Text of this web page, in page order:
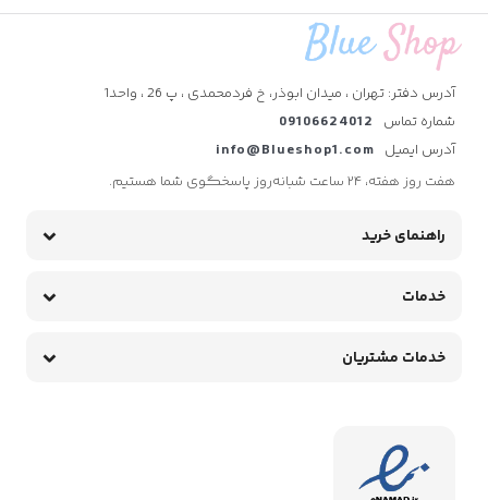
آدرس دفتر: تهران ، میدان ابوذر، خ فردمحمدی ، پ 26 ، واحد1
شماره تماس 09106624012
آدرس ایمیل info@Blueshop1.com
هفت روز هفته، ۲۴ ساعت شبانه‌روز پاسخگوی شما هستیم.
راهنمای خرید
خدمات
خدمات مشتریان